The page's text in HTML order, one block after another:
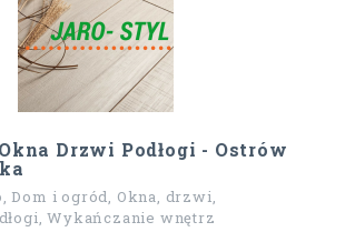
Drzwi Podłogi - Ostrów
Dom i ogród, Okna, drzwi,
Wykańczanie wnętrz